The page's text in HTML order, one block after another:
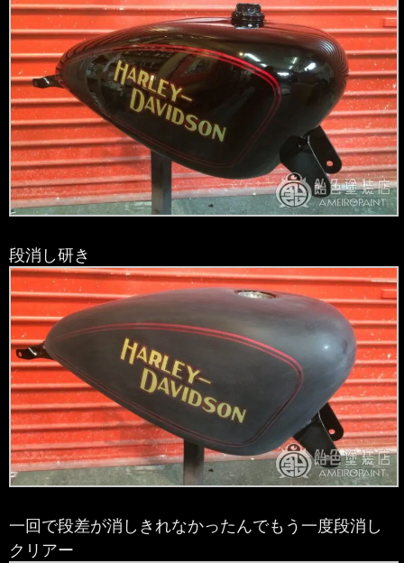
段消し研き
一回で段差が消しきれなかったんでもう一度段消し
クリアー